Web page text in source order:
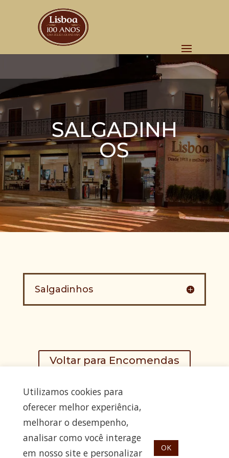
SALGADINH
OS
Salgadinhos
Voltar para Encomendas
<p style="text-align: center;"><span style="color: #5A1E10;">Praça
Silvio Romero, 112, Tatuapé – São Paulo - SP - (11) 2295-9444 - (11)
Utilizamos cookies para
oferecer melhor experiência,
melhorar o desempenho,
analisar como você interage
em nosso site e personalizar
OK